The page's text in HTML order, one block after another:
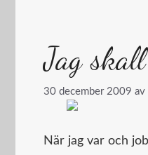
Jag
30 december 2009 av
När jag var och